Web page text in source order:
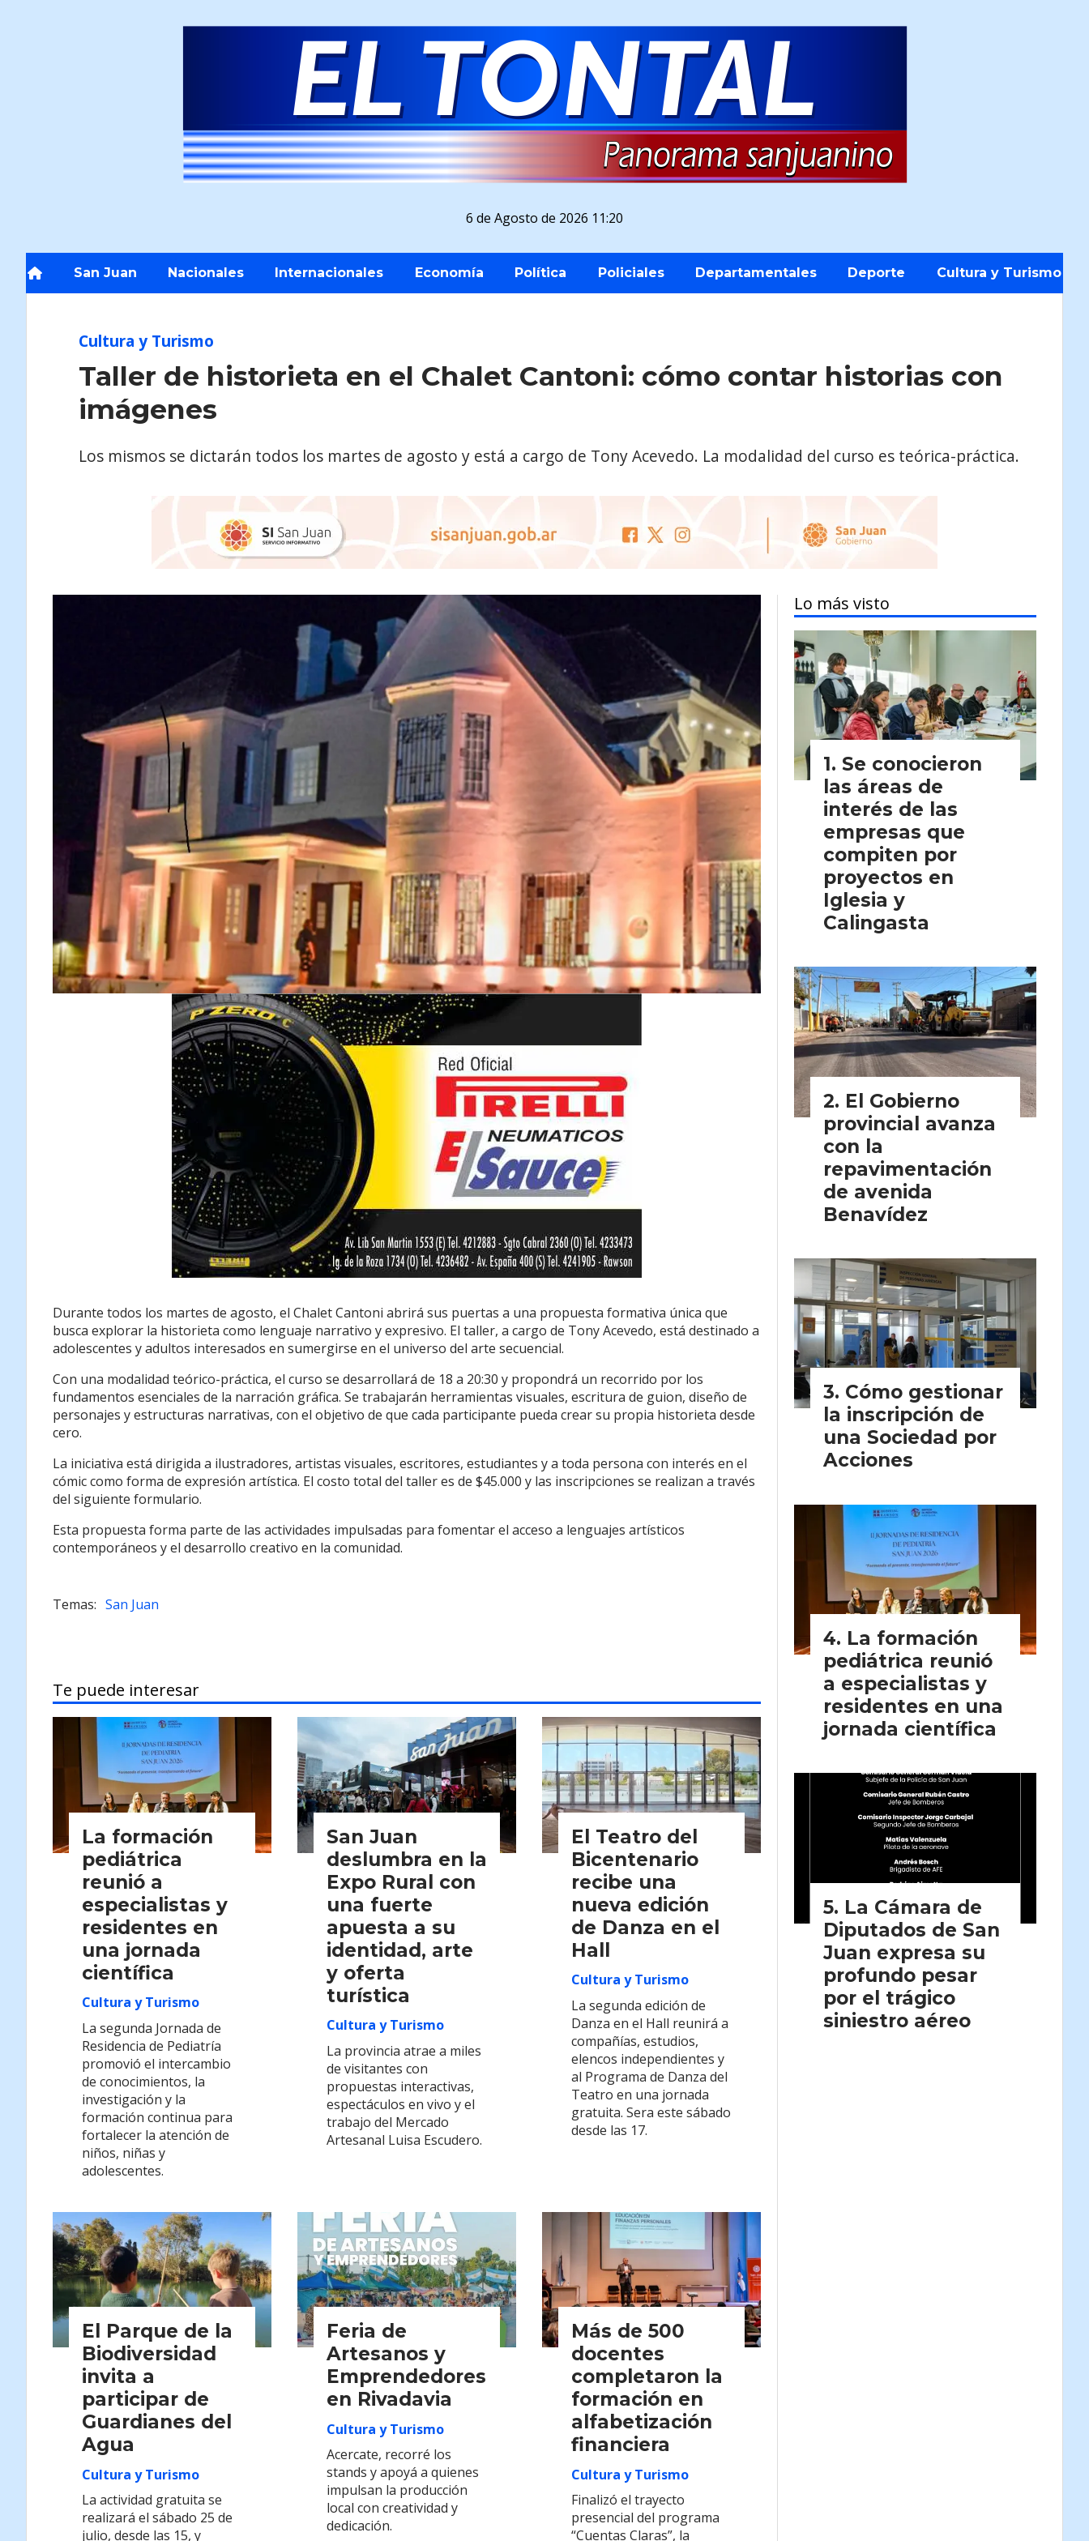
6 de Agosto de 2026 11:20
San Juan Nacionales Internacionales Economía Política Policiales Departamentales Deporte Cultura y Turismo
Taller de historieta en el Chalet Cantoni: cómo contar historias con
imágenes
Los mismos se dictarán todos los martes de agosto y está a cargo de Tony Acevedo. La modalidad del curso es teórica-práctica.
Cultura y Turismo
Durante todos los martes de agosto, el Chalet Cantoni abrirá sus puertas a una propuesta formativa única que
busca explorar la historieta como lenguaje narrativo y expresivo. El taller, a cargo de Tony Acevedo, está destinado a
adolescentes y adultos interesados en sumergirse en el universo del arte secuencial.
Con una modalidad teórico-práctica, el curso se desarrollará de 18 a 20:30 y propondrá un recorrido por los
fundamentos esenciales de la narración gráfica. Se trabajarán herramientas visuales, escritura de guion, diseño de
personajes y estructuras narrativas, con el objetivo de que cada participante pueda crear su propia historieta desde
cero.
La iniciativa está dirigida a ilustradores, artistas visuales, escritores, estudiantes y a toda persona con interés en el
cómic como forma de expresión artística. El costo total del taller es de $45.000 y las inscripciones se realizan a través
del siguiente formulario.
Esta propuesta forma parte de las actividades impulsadas para fomentar el acceso a lenguajes artísticos
contemporáneos y el desarrollo creativo en la comunidad.
San Juan
Te puede interesar
La formación
pediátrica
reunió a
especialistas y
residentes en
una jornada
científica
Cultura y Turismo
La segunda Jornada de
Residencia de Pediatría
promovió el intercambio
de conocimientos, la
investigación y la
formación continua para
fortalecer la atención de
niños, niñas y
adolescentes.
San Juan
deslumbra en la
Expo Rural con
una fuerte
apuesta a su
identidad, arte
y oferta
turística
Cultura y Turismo
La provincia atrae a miles
de visitantes con
propuestas interactivas,
espectáculos en vivo y el
trabajo del Mercado
Artesanal Luisa Escudero.
El Teatro del
Bicentenario
recibe una
nueva edición
de Danza en el
Hall
Cultura y Turismo
La segunda edición de
Danza en el Hall reunirá a
compañías, estudios,
elencos independientes y
al Programa de Danza del
Teatro en una jornada
gratuita. Sera este sábado
desde las 17.
El Parque de la
Biodiversidad
invita a
participar de
Guardianes del
Agua
Cultura y Turismo
La actividad gratuita se
realizará el sábado 25 de
julio, desde las 15, y
Feria de
Artesanos y
Emprendedores
en Rivadavia
Cultura y Turismo
Acercate, recorré los
stands y apoyá a quienes
impulsan la producción
local con creatividad y
dedicación.
Más de 500
docentes
completaron la
formación en
alfabetización
financiera
Cultura y Turismo
Finalizó el trayecto
presencial del programa
“Cuentas Claras”, la
Lo más visto
Se conocieron
las áreas de
interés de las
empresas que
compiten por
proyectos en
Iglesia y
Calingasta
El Gobierno
provincial avanza
con la
repavimentación
de avenida
Benavídez
Cómo gestionar
la inscripción de
una Sociedad por
Acciones
La formación
pediátrica reunió
a especialistas y
residentes en una
jornada científica
La Cámara de
Diputados de San
Juan expresa su
profundo pesar
por el trágico
siniestro aéreo